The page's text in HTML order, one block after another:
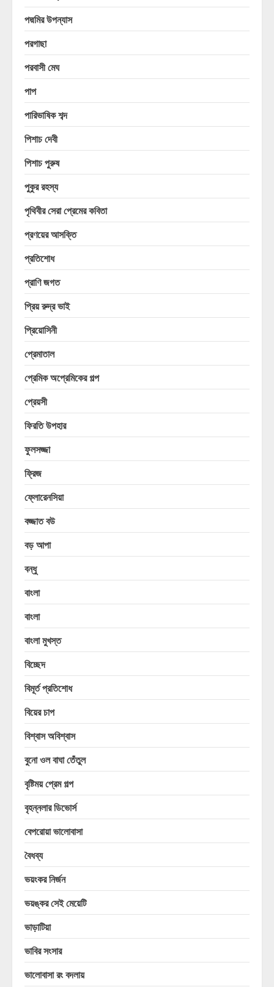
পদ্মমির উপন্যাস
পরগাছা
পরবাসী মেঘ
পাপ
পারিভাষিক শব্দ
পিশাচ দেবী
পিশাচ পুরুষ
পুকুর রহস্য
পৃথিবীর সেরা প্রেমের কবিতা
প্রণয়ের আসক্তি
প্রতিশোধ
প্রাণি জগত
প্রিয় রুদ্র ভাই
প্রিয়োসিনী
প্রেমাতাল
প্রেমিক অপ্রেমিকের গল্প
প্রেয়সী
ফিরতি উপহার
ফুলসজ্জা
ফ্রিজ
ফ্লোরেনসিয়া
বজ্জাত বউ
বড় আপা
বন্ধু
বাংলা
বাংলা
বাংলা মুখস্ত
বিচ্ছেদ
বিমূর্ত প্রতিশোধ
বিয়ের চাপ
বিশ্বাস অবিশ্বাস
বুনো ওল বাঘা তেঁতুল
বৃষ্টিময় প্রেম গল্প
বৃহন্নলার ডিভোর্স
বেপরোয়া ভালোবাসা
বৈধব্য
ভয়ংকর নির্জন
ভয়ঙ্কর সেই মেয়েটি
ভাড়াটিয়া
ভাবির সংসার
ভালোবাসা রং বদলায়